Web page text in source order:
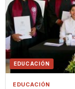
EDUCACIÓN
EDUCACIÓN